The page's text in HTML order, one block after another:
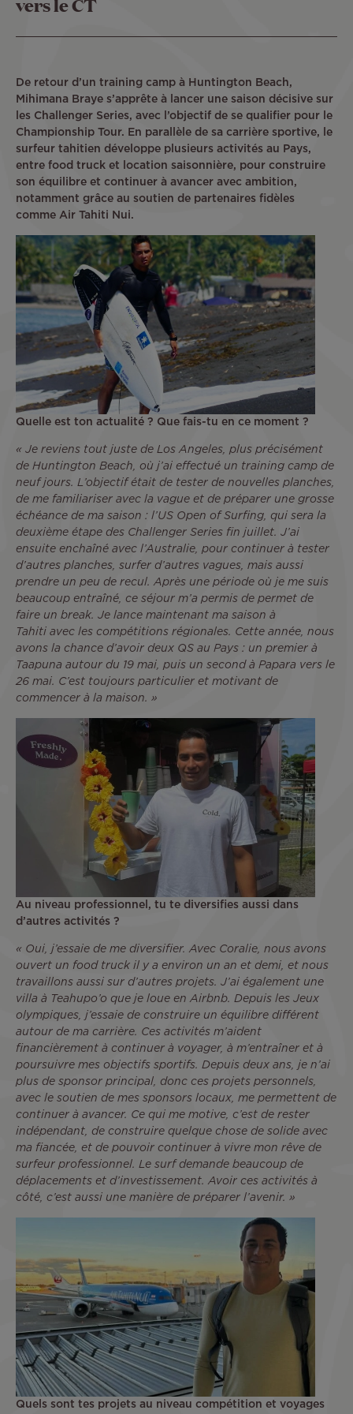
vers le CT
De retour d’un training camp à Huntington Beach,
Mihimana Braye s’apprête à lancer une saison décisive sur
les Challenger Series, avec l’objectif de se qualifier pour le
Championship Tour. En parallèle de sa carrière sportive, le
surfeur tahitien développe plusieurs activités au Pays,
entre food truck et location saisonnière, pour construire
son équilibre et continuer à avancer avec ambition,
notamment grâce au soutien de partenaires fidèles
comme Air Tahiti Nui.
Quelle est ton actualité ? Que fais-tu en ce moment ?
« Je reviens tout juste de Los Angeles, plus précisément
de Huntington Beach, où j’ai effectué un training camp de
neuf jours. L’objectif était de tester de nouvelles planches,
de me familiariser avec la vague et de préparer une grosse
échéance de ma saison : l’US Open of Surfing, qui sera la
deuxième étape des Challenger Series fin juillet. J’ai
ensuite enchaîné avec l’Australie, pour continuer à tester
d’autres planches, surfer d’autres vagues, mais aussi
prendre un peu de recul. Après une période où je me suis
beaucoup entraîné, ce séjour m’a permis de permet de
faire un break. Je lance maintenant ma saison à
Tahiti avec les compétitions régionales. Cette année, nous
avons la chance d’avoir deux QS au Pays : un premier à
Taapuna autour du 19 mai, puis un second à Papara vers le
26 mai. C’est toujours particulier et motivant de
commencer à la maison. »
Au niveau professionnel, tu te diversifies aussi dans
d’autres activités ?
« Oui, j’essaie de me diversifier. Avec Coralie, nous avons
ouvert un food truck il y a environ un an et demi, et nous
travaillons aussi sur d’autres projets. J’ai également une
villa à Teahupo’o que je loue en Airbnb. Depuis les Jeux
olympiques, j’essaie de construire un équilibre différent
autour de ma carrière. Ces activités m’aident
financièrement à continuer à voyager, à m’entraîner et à
poursuivre mes objectifs sportifs. Depuis deux ans, je n’ai
plus de sponsor principal, donc ces projets personnels,
avec le soutien de mes sponsors locaux, me permettent de
continuer à avancer. Ce qui me motive, c’est de rester
indépendant, de construire quelque chose de solide avec
ma fiancée, et de pouvoir continuer à vivre mon rêve de
surfeur professionnel. Le surf demande beaucoup de
déplacements et d’investissement. Avoir ces activités à
côté, c’est aussi une manière de préparer l’avenir. »
Quels sont tes projets au niveau compétition et voyages